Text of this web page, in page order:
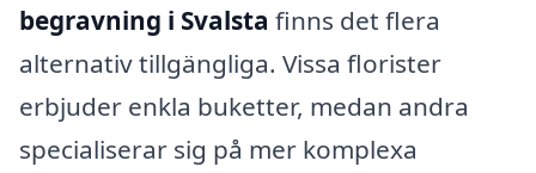
begravning i Svalsta finns det flera
alternativ tillgängliga. Vissa florister
erbjuder enkla buketter, medan andra
specialiserar sig på mer komplexa